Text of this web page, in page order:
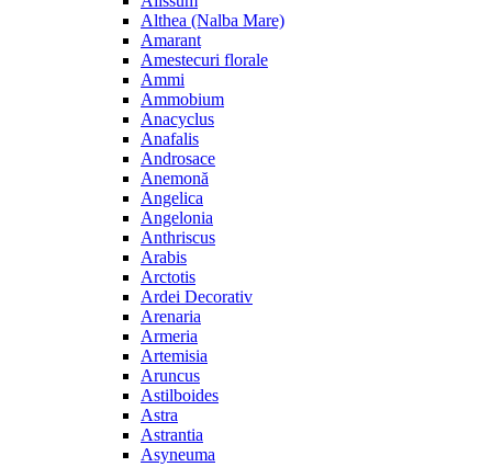
Althea (Nalba Mare)
Amarant
Amestecuri florale
Ammi
Ammobium
Anacyclus
Anafalis
Androsace
Anemonă
Angelica
Angelonia
Anthriscus
Arabis
Arctotis
Ardei Decorativ
Arenaria
Armeria
Artemisia
Aruncus
Astilboides
Astra
Astrantia
Asyneuma